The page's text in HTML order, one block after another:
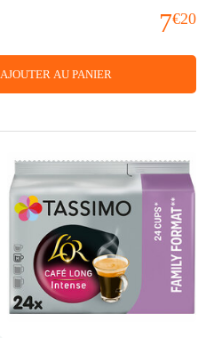
7€20
AJOUTER AU PANIER